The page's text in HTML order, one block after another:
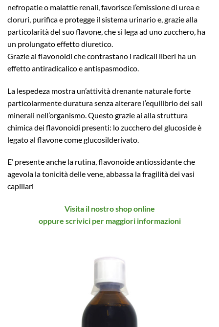
nefropatie o malattie renali, favorisce l’emissione di urea e
cloruri, purifica e protegge il sistema urinario e, grazie alla
particolarità del suo flavone, che si lega ad uno zucchero, ha
un prolungato effetto diuretico.
Grazie ai flavonoidi che contrastano i radicali liberi ha un
effetto antiradicalico e antispasmodico.
La lespedeza mostra un’attività drenante naturale forte
particolarmente duratura senza alterare l’equilibrio dei sali
minerali nell’organismo. Questo grazie ai alla struttura
chimica dei flavonoidi presenti: lo zucchero del glucoside è
legato al flavone come glucosilderivato.
E’ presente anche la rutina, flavonoide antiossidante che
agevola la tonicità delle vene, abbassa la fragilità dei vasi
capillari
Visita il nostro shop online
oppure scrivici per maggiori informazioni